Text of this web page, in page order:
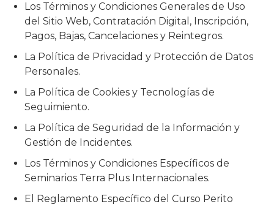
Los Términos y Condiciones Generales de Uso
del Sitio Web, Contratación Digital, Inscripción,
Pagos, Bajas, Cancelaciones y Reintegros.
La Política de Privacidad y Protección de Datos
Personales.
La Política de Cookies y Tecnologías de
Seguimiento.
La Política de Seguridad de la Información y
Gestión de Incidentes.
Los Términos y Condiciones Específicos de
Seminarios Terra Plus Internacionales.
El Reglamento Específico del Curso Perito